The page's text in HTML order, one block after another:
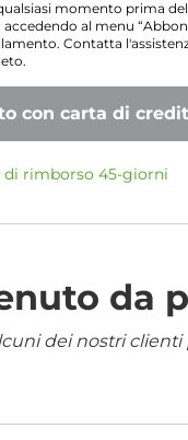
momento prima
al menu
Contatta
con carta di
di rimborso 45-giorni
da
dei nostri